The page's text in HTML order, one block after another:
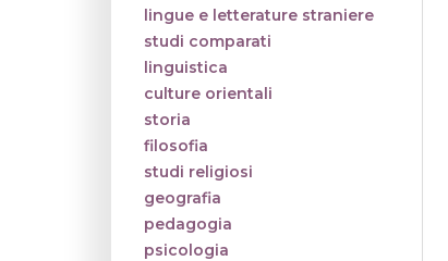
lingue e letterature straniere
studi comparati
linguistica
culture orientali
storia
filosofia
studi religiosi
geografia
pedagogia
psicologia